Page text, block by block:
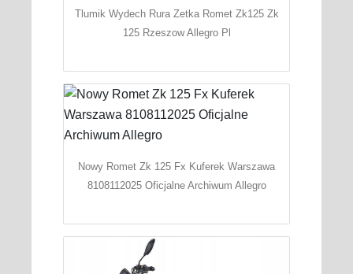
Tlumik Wydech Rura Zetka Romet Zk125 Zk
125 Rzeszow Allegro Pl
Nowy Romet Zk 125 Fx Kuferek Warszawa
8108112025 Oficjalne Archiwum Allegro